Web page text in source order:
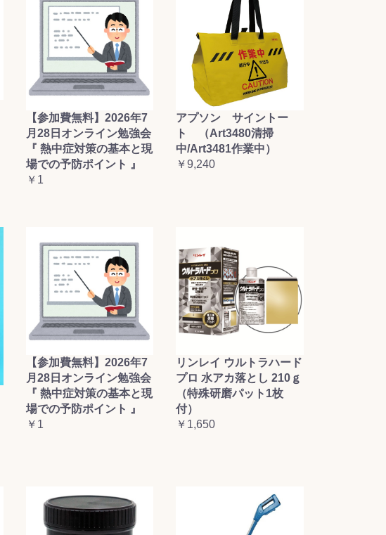
【参加費無料】2026年7
月28日オンライン勉強会
『 熱中症対策の基本と現
場での予防ポイント 』
￥1
アプソン サイントー
ト （Art3480清掃
中/Art3481作業中）
￥9,240
【参加費無料】2026年7
月28日オンライン勉強会
『 熱中症対策の基本と現
場での予防ポイント 』
￥1
リンレイ ウルトラハード
プロ 水アカ落とし 210ｇ
（特殊研磨パット1枚
付）
￥1,650